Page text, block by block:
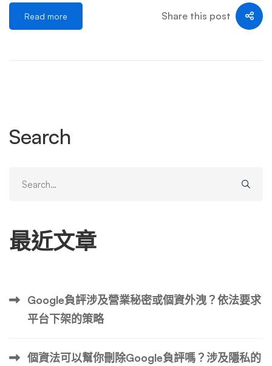
am 擁有發展業務的最大潛力 從本季開始，Instagram的活躍
用戶超過 20 億，是發展品牌的絕佳場所。到2024年，預
長，為您提供更多接觸潛在客戶的機會。 2.擁有大量 Instag
有點棘手。一旦你開始突破這個障礙，事情就會變得容易得
品或優惠券），那麼增加您的追蹤者就會變得更加容易。
以某種方式為受眾提供價值對於任何企業來說都是至關重要
成功了！ 企業推遲購買 …
Read more Share this post
Search
for:
最近文章
Google負評涉及營業秘密或個資外洩？依法要求
平台下架的策略
個資法可以幫你刪除Google負評嗎？涉及隱私的